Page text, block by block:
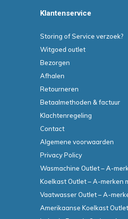
Klantenservice
Storing of Service verzoek?
Witgoed outlet
Bezorgen
Afhalen
Retourneren
Betaalmethoden & factuur
Klachtenregeling
Contact
Algemene voorwaarden
Privacy Policy
Wasmachine Outlet – A-
Koelkast Outlet – A-merken
Vaatwasser Outlet – A-
Amerikaanse Koelkast